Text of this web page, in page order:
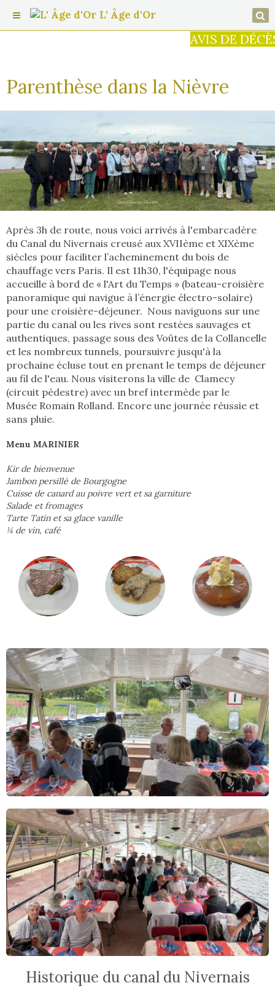
AVIS DE DÉCÈS :
L' Âge d'Or
Parenthèse dans la Nièvre
Après 3h de route, nous voici arrivés à l'embarcadère
du Canal du Nivernais creusé aux XVIIème et XIXème
siècles pour faciliter l’acheminement du bois de
chauffage vers Paris. Il est 11h30, l'équipage nous
accueille à bord de « l'Art du Temps » (bateau-croisière
panoramique qui navigue à l’énergie électro-solaire)
pour une croisière-déjeuner. Nous naviguons sur une
partie du canal ou les rives sont restées sauvages et
authentiques, passage sous des Voûtes de la Collancelle
et les nombreux tunnels, poursuivre jusqu'à la
prochaine écluse tout en prenant le temps de déjeuner
au fil de l'eau. Nous visiterons la ville de Clamecy
(circuit pédestre) avec un bref intermède par le
Musée Romain Rolland. Encore une journée réussie et
sans pluie.
Menu MARINIER
Kir de bienvenue
Jambon persillé de Bourgogne
Cuisse de canard au poivre vert et sa garniture
Salade et fromages
Tarte Tatin et sa glace vanille
¼ de vin, café
Historique du canal du Nivernais